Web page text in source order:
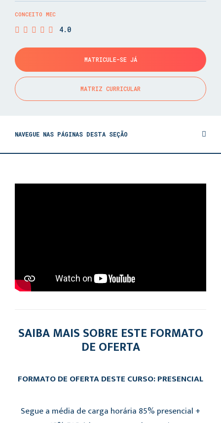
CONCEITO MEC
4.0
MATRICULE-SE JÁ
MATRIZ CURRICULAR
NAVEGUE NAS PÁGINAS DESTA SEÇÃO
SAIBA MAIS SOBRE ESTE FORMATO
DE OFERTA
FORMATO DE OFERTA DESTE CURSO: PRESENCIAL
Segue a média de carga horária 85% presencial +